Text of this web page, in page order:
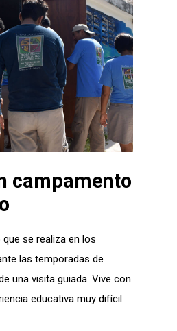
campamento
se realiza en los
las temporadas de
una visita guiada. Vive con
educativa muy difícil